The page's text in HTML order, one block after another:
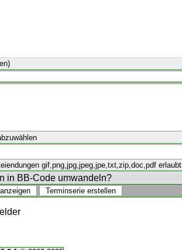
gif,png,jpg,jpeg,jpe,txt,zip,doc,pdf erlaubt.
in BB-Code umwandeln?